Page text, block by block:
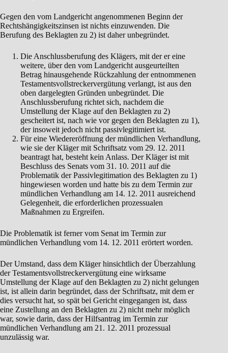
Gegen den vom Landgericht angenommenen Beginn der
Rechtshängigkeitszinsen ist nichts einzuwenden. Die
Berufung des Beklagten zu 2) ist daher unbegründet.
Die Anschlussberufung des Klägers, mit der er eine
weitere, über den vom Landgericht ausgeurteilten
Betrag hinausgehende Rückzahlung der entnommenen
Testamentsvollstreckervergütung verlangt, ist aus den
oben dargelegten Gründen unbegründet. Die
Anschlussberufung richtet sich, nachdem die
Umstellung der Klage auf den Beklagten zu 2)
gescheitert ist, nach wie vor gegen den Beklagten zu 1),
der insoweit jedoch nicht passivlegitimiert ist.
Für eine Wiedereröffnung der mündlichen Verhandlung,
wie sie der Kläger mit Schriftsatz vom 29. 12. 2011
beantragt hat, besteht kein Anlass. Der Kläger ist mit
Beschluss des Senats vom 31. 10. 2011 auf die
Problematik der Passivlegitimation des Beklagten zu 1)
hingewiesen worden und hatte bis zu dem Termin zur
mündlichen Verhandlung am 14. 12. 2011 ausreichend
Gelegenheit, die erforderlichen prozessualen
Maßnahmen zu Ergreifen.
Die Problematik ist ferner vom Senat im Termin zur
mündlichen Verhandlung vom 14. 12. 2011 erörtert worden.
Der Umstand, dass dem Kläger hinsichtlich der Überzahlung
der Testamentsvollstreckervergütung eine wirksame
Umstellung der Klage auf den Beklagten zu 2) nicht gelungen
ist, ist allein darin begründet, dass der Schriftsatz, mit dem er
dies versucht hat, so spät bei Gericht eingegangen ist, dass
eine Zustellung an den Beklagten zu 2) nicht mehr möglich
war, sowie darin, dass der Hilfsantrag im Termin zur
mündlichen Verhandlung am 21. 12. 2011 prozessual
unzulässig war.